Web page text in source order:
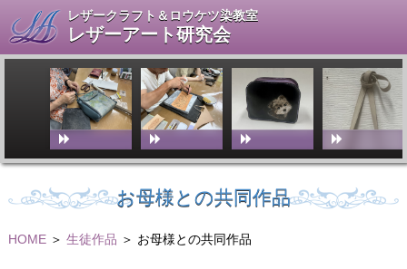
レザークラフト＆ロウケツ染教室
レザーアート研究会
お母様との共同作品
HOME＞ 生徒作品 ＞ お母様との共同作品